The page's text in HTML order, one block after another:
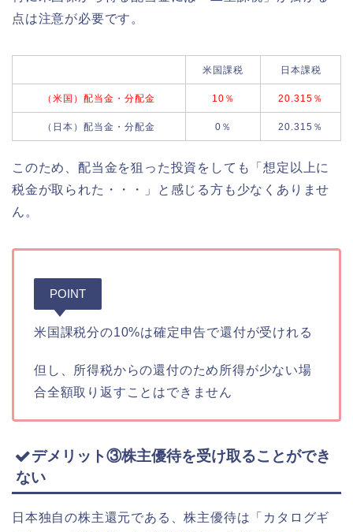
点は注意が必要です。
米国課税 日本課税
（米国）配当金・分配金 10％ 20.315％
（日本）配当金・分配金 0％ 20.315％
このため、配当金を狙った投資をしても「想定以上に
税金が取られた・・・」と感じる方も少なくありませ
ん。
POINT
米国課税分の10%は確定申告で還付が受けれる
但し、所得税からの還付のため所得が少ない場
合全額取り返すことはできません
デメリット③株主優待を受け取ることができ
ない
日本独自の株主還元である、株主優待は「カタログギ